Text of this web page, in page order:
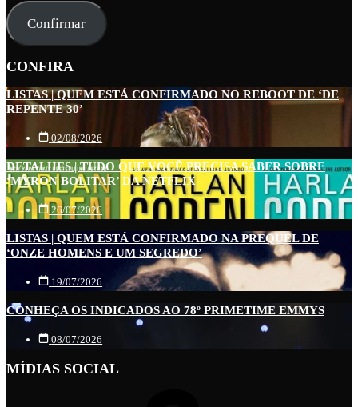
e-
mail
Confirmar
CONFIRA
LISTAS | QUEM ESTÁ CONFIRMADO NO REBOOT DE ‘DE
REPENTE 30’
02/08/2026
DETALHES | TUDO QUE VOCÊ PRECISA SABER SOBRE
‘MYRON BOLITAR’ DA NETFLIX
26/07/2026
LISTAS | QUEM ESTÁ CONFIRMADO NA PREQUEL DE
‘ONZE HOMENS E UM SEGREDO’
19/07/2026
CONHEÇA OS INDICADOS AO 78º PRIMETIME EMMYS
08/07/2026
MÍDIAS SOCIAL